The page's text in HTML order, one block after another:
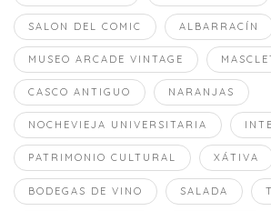
SALON DEL COMIC ALBARRACÍN
MUSEO ARCADE VINTAGE
CASCO ANTIGUO NARANJAS
NOCHEVIEJA UNIVERSITARIA
PATRIMONIO CULTURAL XÁTIVA
BODEGAS DE VINO SALADA